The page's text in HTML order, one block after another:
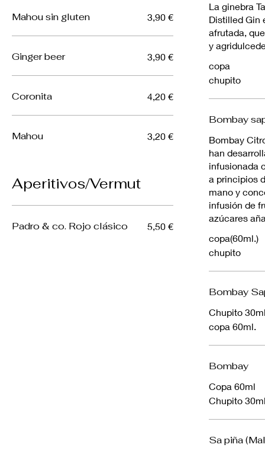
Mahou sin gluten 3,90 €
Ginger beer 3,90 €
Coronita 4,20 €
Mahou 3,20 €
Aperitivos/Vermut
Padro & co. Rojo clásico 5,50 €
La ginebra
Distilled Gin
afrutada,
y
copa
chupito
Bombay
Bombay
han
infusionada
a principios
mano y
infusión de
azúcares
copa(60ml.)
chupito
Bombay
Chupito
copa 60ml.
Bombay
Copa 60ml
Chupito
Sa piña